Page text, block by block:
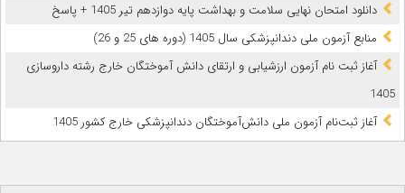
دانلود امتحان نهایی سلامت و بهداشت پایه دوازدهم تیر 1405 + پاسخ
ﻣﻨﺎﺑﻊ آزﻣﻮن ﻣﻠﯽ دندانپزشکی سال 1405 (دوره های 25 و 26)
آغاز ثبت نام آزمون‌ ارزشیابی و ارتقای دانش آموختگان خارج رشته داروسازی
1405
آغاز ثبت‌نام آزمون ملی دانش‌آموختگان دندانپزشکی خارج کشور 1405